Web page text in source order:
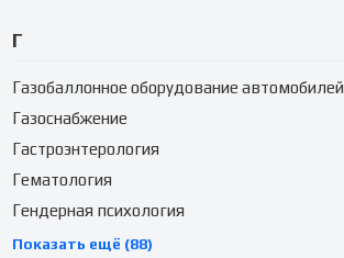
Г
Газобаллонное оборудование автомобилей
Газоснабжение
Гастроэнтерология
Гематология
Гендерная психология
Показать ещё (88)